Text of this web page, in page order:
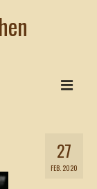
27
FEB. 2020